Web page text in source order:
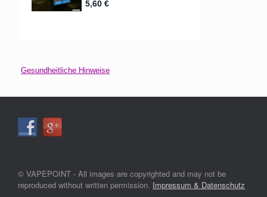
Gesundheitliche Hinweise
© VAPEPOINT - All images are copyrighted and may not be
reproduced without written permission. Impressum & Datenschutz